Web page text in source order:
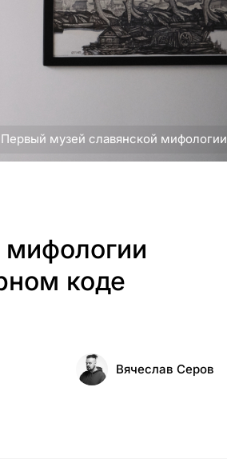
музей славянской мифологии
коде
Вячеслав Серов